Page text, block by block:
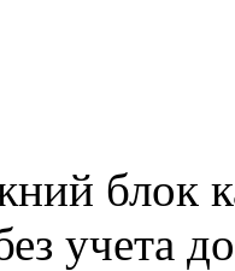
блок
учета